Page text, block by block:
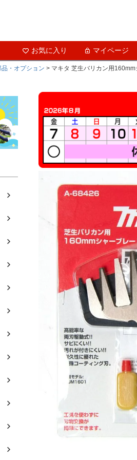
お気に入り マイページ
品・オプション マキタ 芝生バリカン用